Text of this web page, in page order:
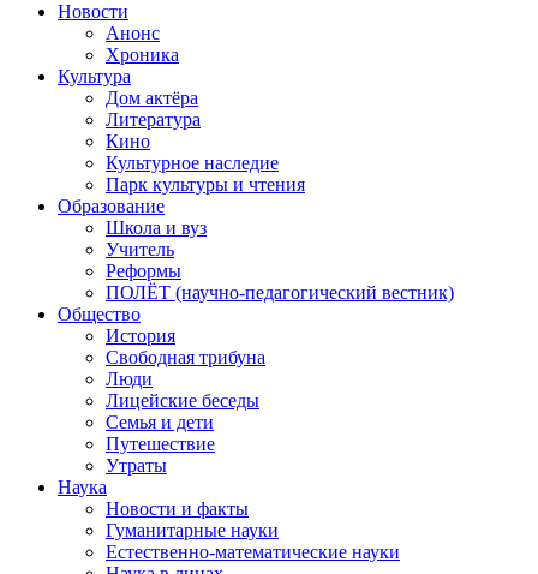
Новости
Анонс
Хроника
Культура
Дом актёра
Литература
Кино
Культурное наследие
Парк культуры и чтения
Образование
Школа и вуз
Учитель
Реформы
ПОЛЁТ (научно-педагогический вестник)
Общество
История
Свободная трибуна
Люди
Лицейские беседы
Семья и дети
Путешествие
Утраты
Наука
Новости и факты
Гуманитарные науки
Естественно-математические науки